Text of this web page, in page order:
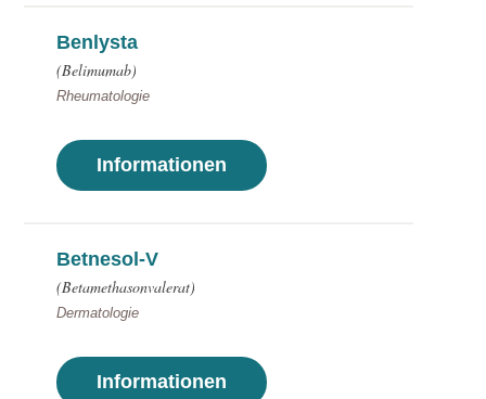
Benlysta
(Belimumab)
Rheumatologie
Informationen
Betnesol-V
(Betamethasonvalerat)
Dermatologie
Informationen